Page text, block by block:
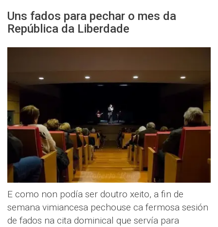
Uns fados para pechar o mes da
República da Liberdade
E como non podía ser doutro xeito, a fin de
semana vimiancesa pechouse ca fermosa sesión
de fados na cita dominical que servía para